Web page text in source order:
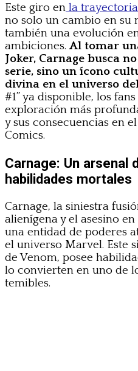
Este giro en la
no solo un cambio en su
también una evolución
ambiciones. Al tomar
Joker, Carnage busca
serie, sino un ícono
divina en el universo
#1” ya disponible, los
exploración más
y sus consecuencias en
Comics.
Carnage: Un arsenal
habilidades mortales
Carnage, la siniestra
alienígena y el asesino
una entidad de poderes
el universo Marvel. Este
de Venom, posee
lo convierten en uno de
temibles.